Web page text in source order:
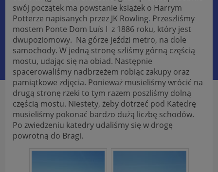
swój początek ma powstanie książek o Harrym
Potterze napisanych przez JK Rowling. Przeszliśmy
mostem Ponte Dom Luís I z 1886 roku, który jest
dwupoziomowy. Na górze jeździ metro, na dole
samochody. W jedną stronę szliśmy górną częścią
mostu, udając się na obiad. Następnie
spacerowaliśmy nadbrzeżem robiąc zakupy oraz
pamiątkowe zdjęcia. Ponieważ musieliśmy wrócić na
drugą stronę rzeki to tym razem poszliśmy dolną
częścią mostu. Niestety, żeby dotrzeć pod Katedrę
musieliśmy pokonać bardzo dużą liczbę schodów.
Po zwiedzeniu katedry udaliśmy się w drogę
powrotną do Bragi.